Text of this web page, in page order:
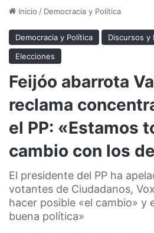
Inicio / Democracia y Política
Democracia y Política
Discursos y
Elecciones
Feijóo abarrota
reclama
el PP: «Estamos
cambio con los
El presidente del PP ha
votantes de Ciudadanos,
hacer posible «el cambio» y
buena política»